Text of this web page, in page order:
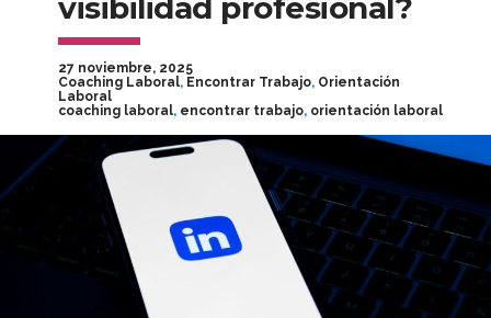
visibilidad profesional?
27 noviembre, 2025
Coaching Laboral, Encontrar Trabajo, Orientación
Laboral
coaching laboral, encontrar trabajo, orientación laboral